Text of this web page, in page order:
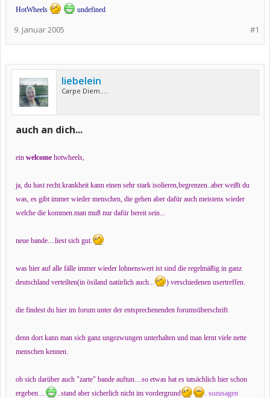
HotWheels undefined
#1
9. Januar 2005
liebelein
Carpe Diem.....
auch an dich...
ein welcome hotwheels,
ja, du hast recht.krankheit kann einen sehr stark isolieren,begrenzen..aber weißt du
was, es gibt immer wieder menschen, die gehen aber dafür auch meistens wieder
welche die kommen.man muß nur dafür bereit sein...
neue bande....liest sich gut.
was hier auf alle fälle immer wieder lohnenswert ist sind die regelmäßig in ganz
deutschland verteilten(in ösiland natürlich auch...
) verschiedenen usertreffen.
die findest du hier im forum unter der entsprechenenden forumsüberschrift
denn dort kann man sich ganz ungezwungen unterhalten und man lernt viele nette
menschen kennen.
ob sich darüber auch "zarte" bande auftun....so etwas hat es tatsächlich hier schon
ergeben....
..stand aber sicherlich nicht im vordergrund . sozusagen